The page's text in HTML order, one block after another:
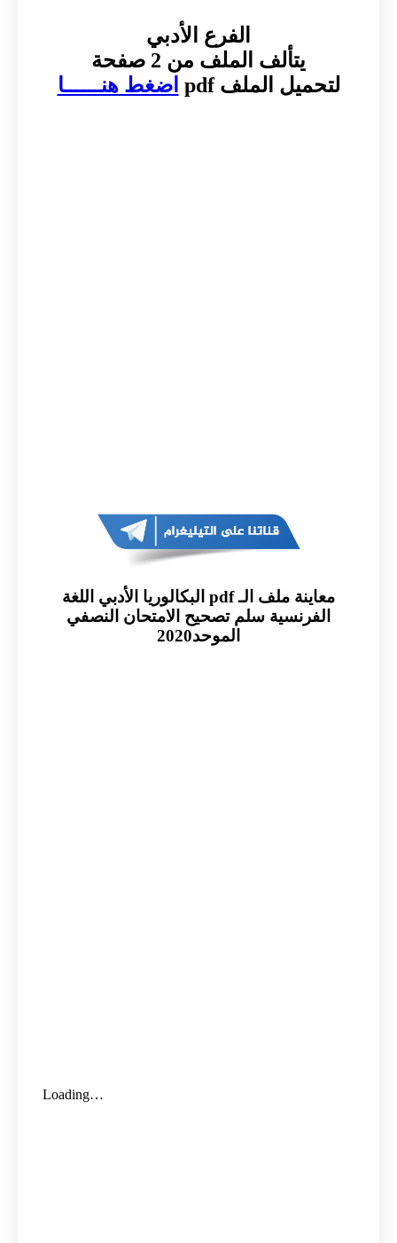
الفرع الأدبي
يتألف الملف من 2 صفحة
لتحميل الملف pdf
اضغط هنــــــا
معاينة ملف الـ pdf البكالوريا الأدبي اللغة
الفرنسية سلم تصحيح الامتحان النصفي
الموحد2020